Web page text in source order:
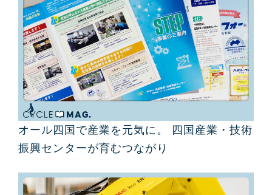
オール四国で産業を元気に。 四国産業・技術
振興センターが育むつながり